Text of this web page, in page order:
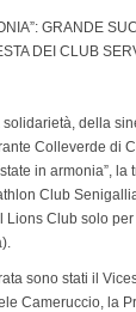
GRANDE
DEI CLUB
della
Colleverde di
in armonia”, la
Club
Lions Club solo
sono stati il
Cameruccio, la